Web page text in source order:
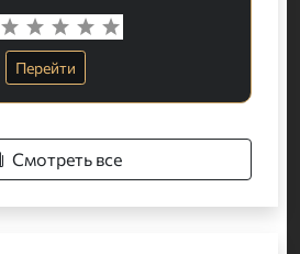
Перейти
Смотреть все